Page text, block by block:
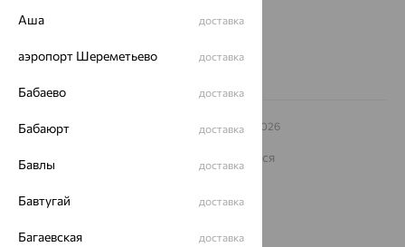
Заказать звонок
© ООО «Ювелирный дом «Кристалл»,2009 – 2026
На информационном ресурсе применяются
рекомендательные технологии
ОГРН 1044800168379
Политика конфеденциальности
Разработка сайта —
Аша доставка
аэропорт Шереметьево доставка
Бабаево доставка
Бабаюрт доставка
Бавлы доставка
Бавтугай доставка
Багаевская доставка